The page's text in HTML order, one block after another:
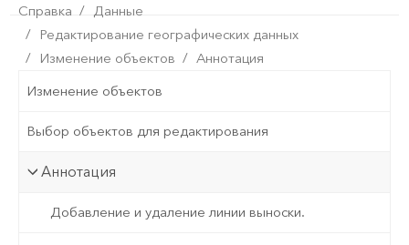
Справка
Данные
Редактирование географических данных
Изменение объектов
Аннотация
Изменение объектов
Выбор объектов для редактирования
Аннотация
Добавление и удаление линии выноски.